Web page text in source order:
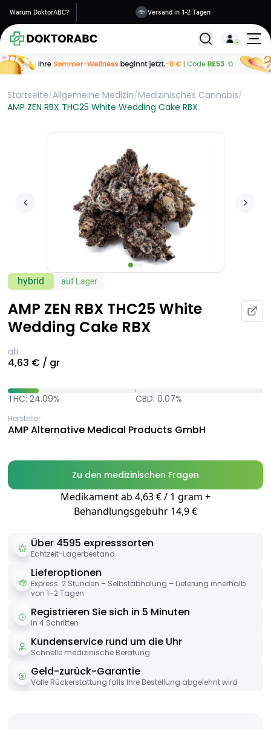
Warum DoktorABC? Versand in 1-2 Tagen
Alle
Startseite/Allgemeine Medizin/Medizinisches Cannabis/
AMP ZEN RBX THC25 White Wedding Cake RBX
hybrid auf Lager
AMP ZEN RBX THC25 White
Wedding Cake RBX
ab
4,63 € / gr
THC: 24.09% CBD: 0.07%
Hersteller
AMP Alternative Medical Products GmbH
Zu den medizinischen Fragen
Medikament ab 4,63 € / 1 gram +
Behandlungsgebühr 14,9 €
Über 4595 expresssorten
Echtzeit-Lagerbestand
Lieferoptionen
Express: 2 Stunden – Selbstabholung – Lieferung innerhalb
von 1–2 Tagen
Registrieren Sie sich in 5 Minuten
In 4 Schritten
Kundenservice rund um die Uhr
Schnelle medizinische Beratung
Geld-zurück-Garantie
Volle Rückerstattung falls Ihre Bestellung abgelehnt wird